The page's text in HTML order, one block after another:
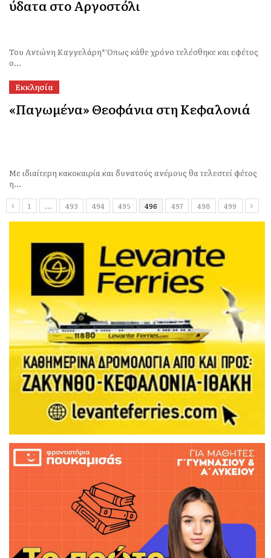
ύδατα στο Αργοστόλι
Του Αντώνη Καγγελάρη* Όπως κάθε χρόνο τελέσθηκε και εφέτος
ο...
Εκκλησία
«Παγωμένα» Θεοφάνια στη Κεφαλονιά
Με ιδιαίτερη κακοκαιρία και δυνατούς ανέμους θα τελεστεί φέτος
η...
1 … 493 494 495 496 497 498 499